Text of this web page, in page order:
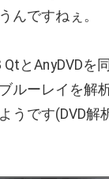
んですねぇ。
QtとAnyDVDを
ルーレイを解
うです(DVD解